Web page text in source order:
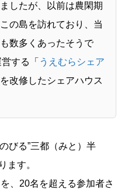
したが、以前は農閑期
の島を訪れており、当
数多くあったそうで
する「 うえむらシェア
改修したシェアハウス
びる”三都（みと）半
ます。
、20名を超える参加者さ